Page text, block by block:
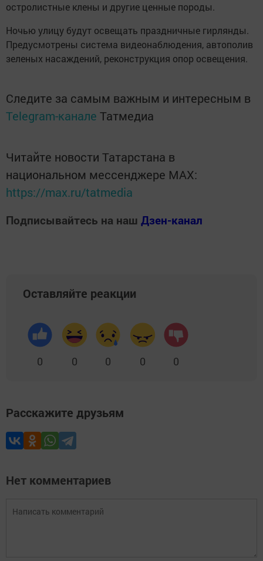
остролистные клены и другие ценные породы.
Ночью улицу будут освещать праздничные гирлянды.
Предусмотрены система видеонаблюдения, автополив
зеленых насаждений, реконструкция опор освещения.
Следите за самым важным и интересным в
Telegram-канале Татмедиа
Читайте новости Татарстана в
национальном мессенджере MАХ:
https://max.ru/tatmedia
Подписывайтесь на наш Дзен-канал
Оставляйте реакции
0 0 0 0 0
Расскажите друзьям
Нет комментариев